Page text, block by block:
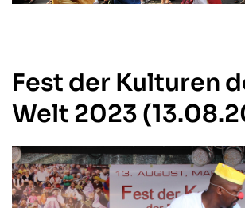
Fest der Kulturen
Welt 2023